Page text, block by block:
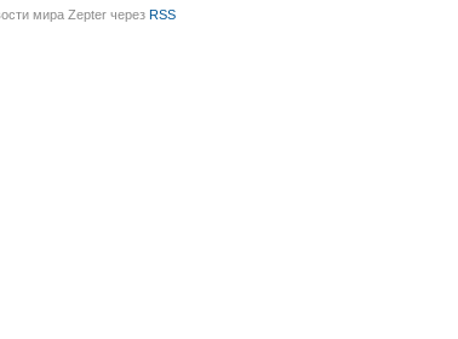
мира Zepter через RSS